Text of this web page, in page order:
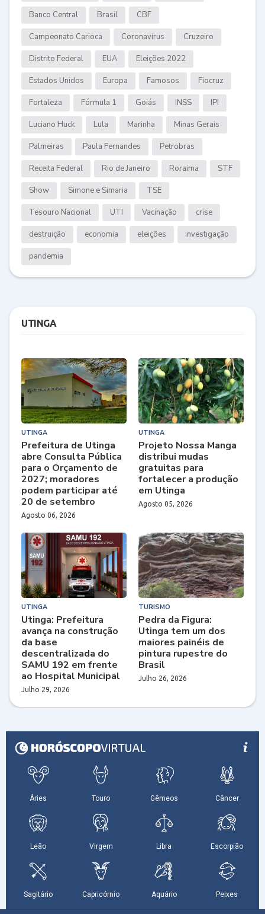
Banco Central Brasil CBF
Campeonato Carioca Coronavírus Cruzeiro
Distrito Federal EUA Eleições 2022
Estados Unidos Europa Famosos Fiocruz
Fortaleza Fórmula 1 Goiás INSS IPI
Luciano Huck Lula Marinha Minas Gerais
Palmeiras Paula Fernandes Petrobras
Receita Federal Rio de Janeiro Roraima STF
Show Simone e Simaria TSE
Tesouro Nacional UTI Vacinação crise
destruição economia eleições investigação
pandemia
UTINGA
UTINGA
Prefeitura de Utinga
abre Consulta Pública
para o Orçamento de
2027; moradores
podem participar até
20 de setembro
Agosto 06, 2026
UTINGA
Projeto Nossa Manga
distribui mudas
gratuitas para
fortalecer a produção
em Utinga
Agosto 05, 2026
UTINGA
Utinga: Prefeitura
avança na construção
da base
descentralizada do
SAMU 192 em frente
ao Hospital Municipal
Julho 29, 2026
TURISMO
Pedra da Figura:
Utinga tem um dos
maiores painéis de
pintura rupestre do
Brasil
Julho 26, 2026